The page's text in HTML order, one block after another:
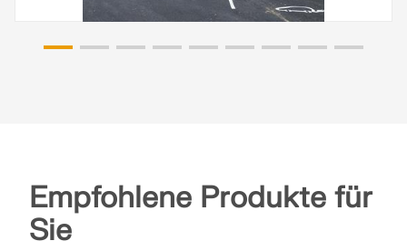
Empfohlene Produkte für
Sie